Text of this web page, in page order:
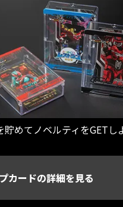
めてノベルティをGETし
カードの詳細を見る